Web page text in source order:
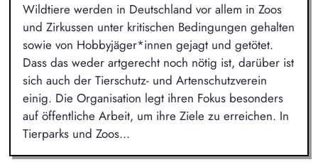
Wildtiere werden in Deutschland vor allem in Zoos
und Zirkussen unter kritischen Bedingungen gehalten
sowie von Hobbyjäger*innen gejagt und getötet.
Dass das weder artgerecht noch nötig ist, darüber ist
sich auch der Tierschutz- und Artenschutzverein
einig. Die Organisation legt ihren Fokus besonders
auf öffentliche Arbeit, um ihre Ziele zu erreichen. In
Tierparks und Zoos...